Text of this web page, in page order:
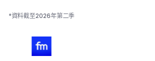
*資料截至2026年第二季